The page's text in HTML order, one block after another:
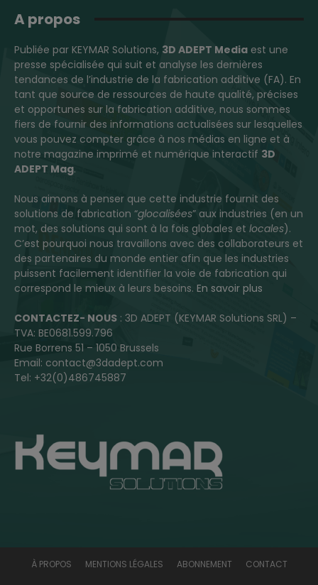
A propos
Publiée par KEYMAR Solutions, 3D ADEPT Media est une
presse spécialisée qui suit et analyse les dernières
tendances de l’industrie de la fabrication additive (FA). En
tant que source de ressources de haute qualité, précises
et opportunes sur la fabrication additive, nous sommes
fiers de fournir des informations actualisées sur lesquelles
vous pouvez compter grâce à nos médias en ligne et à
notre magazine imprimé et numérique interactif 3D
ADEPT Mag.
Nous aimons à penser que cette industrie fournit des
solutions de fabrication “glocalisées” aux industries (en un
mot, des solutions qui sont à la fois globales et locales).
C’est pourquoi nous travaillons avec des collaborateurs et
des partenaires du monde entier afin que les industries
puissent facilement identifier la voie de fabrication qui
correspond le mieux à leurs besoins. En savoir plus
CONTACTEZ- NOUS : 3D ADEPT (KEYMAR Solutions SRL) –
TVA: BE0681.599.796
Rue Borrens 51 – 1050 Brussels
Email: contact@3dadept.com
Tel: +32(0)486745887
À PROPOS MENTIONS LÉGALES ABONNEMENT CONTACT